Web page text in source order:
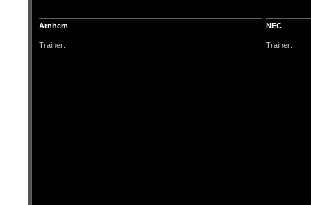
Arnhem NEC
Trainer: Trainer: